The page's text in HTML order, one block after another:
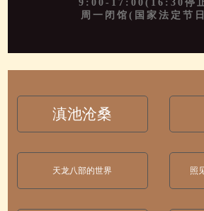
9:00-17:00(16:30停
周一闭馆(国家法定节
滇池沧桑
天龙八部的世界 照